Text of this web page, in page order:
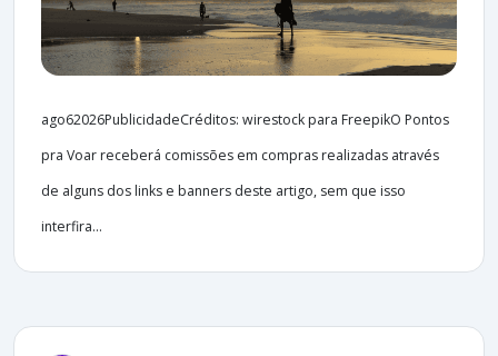
ago62026PublicidadeCréditos: wirestock para FreepikO Pontos
pra Voar receberá comissões em compras realizadas através
de alguns dos links e banners deste artigo, sem que isso
interfira...